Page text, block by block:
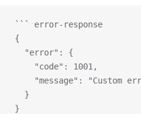
``` error-response
{
  "error": {
    "code": 1001,
"message": "Custom
  }
}